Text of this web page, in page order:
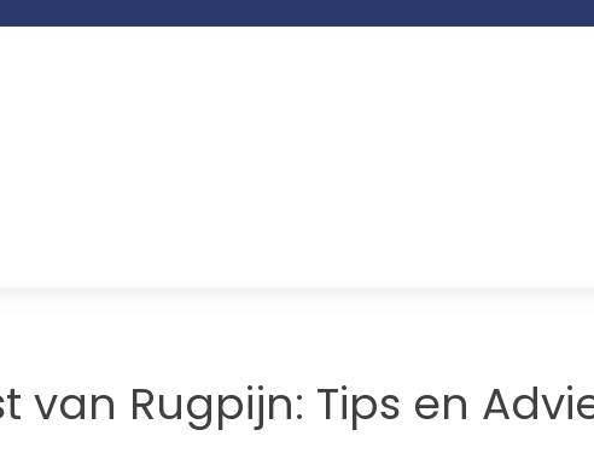
van Rugpijn: Tips en